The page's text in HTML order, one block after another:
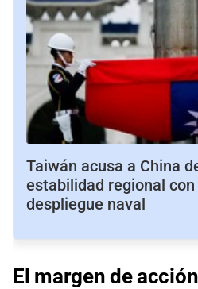
Taiwán acusa a China
estabilidad regional
despliegue naval
El margen de